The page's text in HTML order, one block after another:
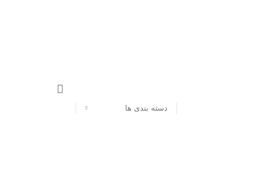
دسته بندی ها